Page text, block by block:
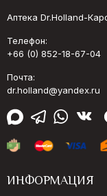
Аптека Dr.Holland-
Телефон:
+66 (0) 852-18-67-04
Почта:
dr.holland@yandex.ru
ИНФОРМАЦИЯ